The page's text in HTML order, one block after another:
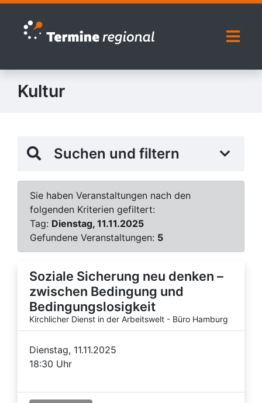
Zur Navigation springen
Zum Inhalt springen
Kultur
Suchen und filtern
Sie haben Veranstaltungen nach den
folgenden Kriterien gefiltert:
Tag: Dienstag, 11.11.2025
Gefundene Veranstaltungen: 5
Soziale Sicherung neu denken –
zwischen Bedingung und
Bedingungslosigkeit
Kirchlicher Dienst in der Arbeitswelt - Büro Hamburg
Dienstag, 11.11.2025
18:30 Uhr